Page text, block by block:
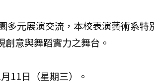
多元展演交流，本校表演藝術系
意與舞蹈實力之舞台。
11日（星期三）。